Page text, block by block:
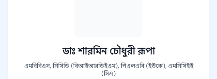
ডাঃ শারমিন চৌধুরী রূপা
এমবিবিএস, সিসিডি (বিআইআরডিইএম), পিএলএবি (ইউকে), এমসিসিইই
(সিএ)